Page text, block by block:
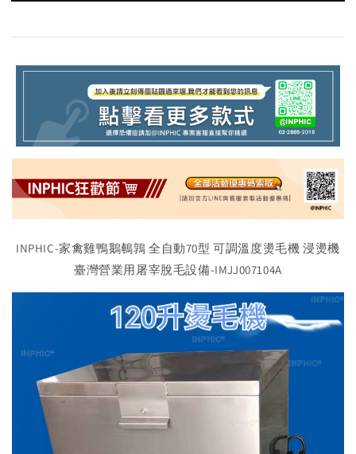
INPHIC-家禽雞鴨鵝鵪鶉 全自動70型 可調溫度燙毛機 浸燙機
臺灣營業用屠宰脫毛設備-IMJJ007104A